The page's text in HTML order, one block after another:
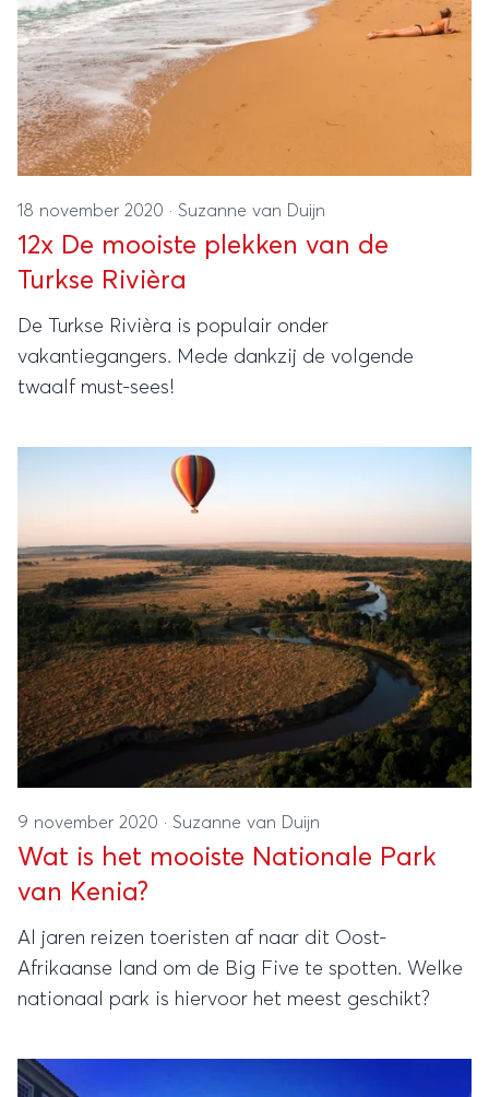
18 november 2020 · Suzanne van Duijn
12x De mooiste plekken van de
Turkse Rivièra
De Turkse Rivièra is populair onder
vakantiegangers. Mede dankzij de volgende
twaalf must-sees!
9 november 2020 · Suzanne van Duijn
Wat is het mooiste Nationale Park
van Kenia?
Al jaren reizen toeristen af naar dit Oost-
Afrikaanse land om de Big Five te spotten. Welke
nationaal park is hiervoor het meest geschikt?